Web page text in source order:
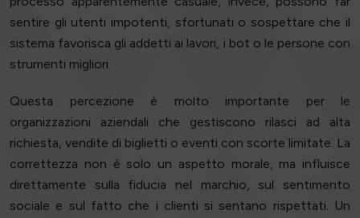
sentire gli utenti impotenti, sfortunati o sospettare che il
sistema favorisca gli addetti ai lavori, i bot o le persone con
strumenti migliori.
Questa percezione è molto importante per le
organizzazioni aziendali che gestiscono rilasci ad alta
richiesta, vendite di biglietti o eventi con scorte limitate. La
correttezza non è solo un aspetto morale, ma influisce
direttamente sulla fiducia nel marchio, sul sentimento
sociale e sul fatto che i clienti si sentano rispettati. Un